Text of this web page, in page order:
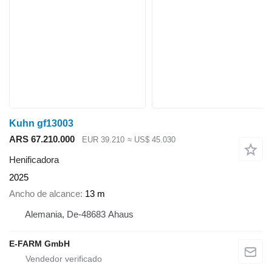
Kuhn gf13003
ARS 67.210.000
EUR 39.210 ≈ US$ 45.030
Henificadora
2025
Ancho de alcance 13 m
Alemania, De-48683 Ahaus
E-FARM GmbH